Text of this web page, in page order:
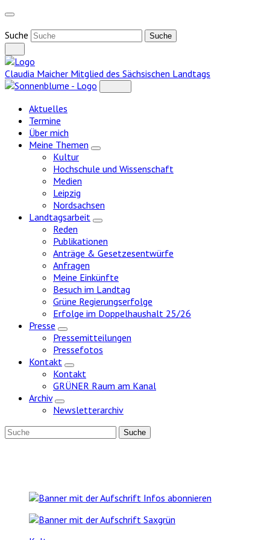
Weiter
Inhalt
Suche
Claudia Maicher Mitglied des Sächsischen Landtags
Aktuelles
Termine
Über mich
Meine Themen
Zeige
Kultur
Hochschule und Wissenschaft
Medien
Leipzig
Nordsachsen
Landtagsarbeit
Zeige
Reden
Publikationen
Anträge & Gesetzesentwürfe
Anfragen
Meine Einkünfte
Besuch im Landtag
Grüne Regierungserfolge
Erfolge im Doppelhaushalt 25/26
Presse
Zeige
Untermenü
Pressemitteilungen
Pressefotos
Kontakt
Zeige
Untermenü
Kontakt
GRÜNER Raum am Kanal
Archiv
Zeige
Untermenü
Newsletterarchiv